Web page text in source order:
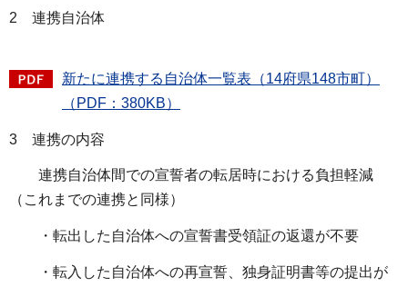
2 連携自治体
新たに連携する自治体一覧表（14府県148市町）
（PDF：380KB）
3 連携の内容
連携自治体間での宣誓者の転居時における負担軽減
（これまでの連携と同様）
・転出した自治体への宣誓書受領証の返還が不要
・転入した自治体への再宣誓、独身証明書等の提出が